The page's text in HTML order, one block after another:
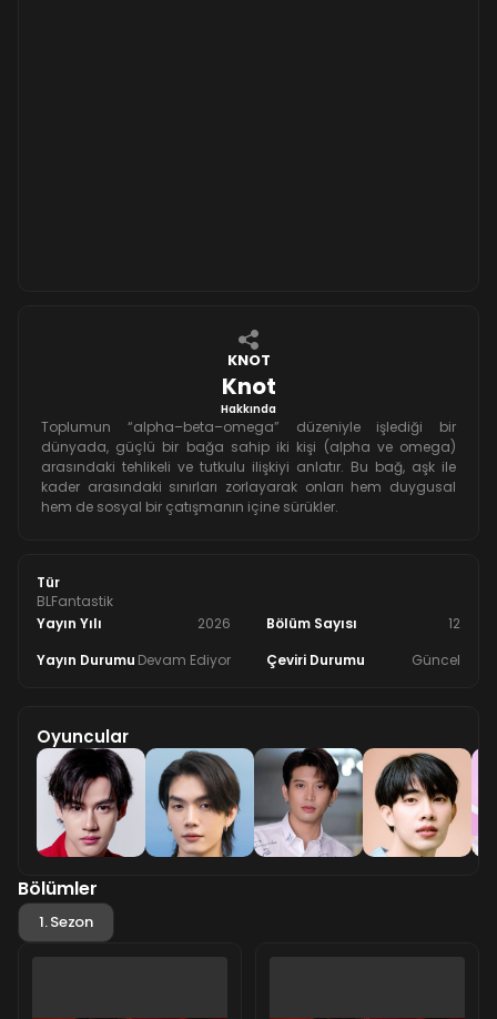
Knot
KNOT
Hakkında
Toplumun “alpha–beta–omega” düzeniyle işlediği bir
dünyada, güçlü bir bağa sahip iki kişi (alpha ve omega)
arasındaki tehlikeli ve tutkulu ilişkiyi anlatır. Bu bağ, aşk ile
kader arasındaki sınırları zorlayarak onları hem duygusal
hem de sosyal bir çatışmanın içine sürükler.
Tür
BLFantastik
Yayın Yılı
2026 Bölüm Sayısı
12
Yayın Durumu Devam Ediyor Çeviri Durumu Güncel
Oyuncular
Bölümler
1. Sezon